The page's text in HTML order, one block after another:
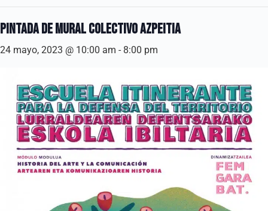
Pintada de mural colectivo AZPEITIA
24 mayo, 2023 @ 10:00 am - 8:00 pm